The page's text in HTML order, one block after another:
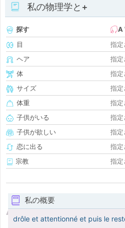
私の物理学と+
探す
A
目
指定
ヘア
指定
体
指定
サイズ
指定
体重
指定
子供がいる
指定
子供が欲しい
指定
恋に出る
指定
宗教
指定
私の概要
drôle et attentionné et puis le